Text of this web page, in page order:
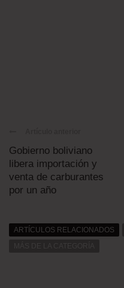
Gobierno boliviano
libera importación y
venta de carburantes
por un año
ARTÍCULOS RELACIONADOS